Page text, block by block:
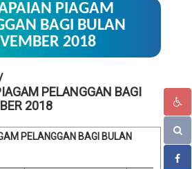
PIAGAM
BAGI BULAN
2018
PELANGGAN BAGI
2018
PELANGGAN BAGI BULAN